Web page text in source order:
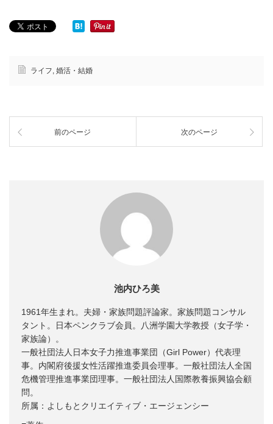
ライフ, 婚活・結婚
前のページ 次のページ
池内ひろ美
1961年生まれ。夫婦・家族問題評論家。家族問題コンサル
タント。日本ペンクラブ会員。八洲学園大学教授（女子学・
家族論）。
一般社団法人日本女子力推進事業団（Girl Power）代表理
事。内閣府後援女性活躍推進委員会理事。一般社団法人全国
危機管理推進事業団理事。一般社団法人国際教養振興協会顧
問。
所属：よしもとクリエイティブ・エージェンシー